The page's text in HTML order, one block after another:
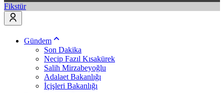
Fikstür
Gündem
Son Dakika
Necip Fazıl Kısakürek
Salih Mirzabeyoğlu
Adalaet Bakanlığı
İçişleri Bakanlığı